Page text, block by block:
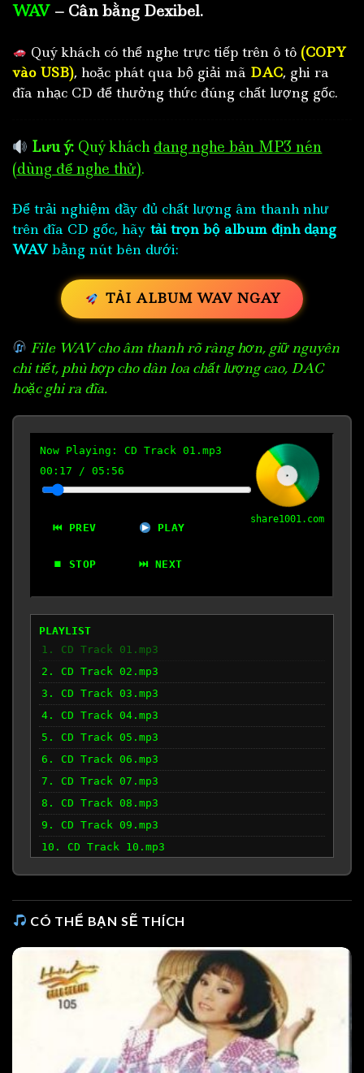
WAV – Cân bằng Dexibel.
Quý khách có thể nghe trực tiếp trên ô tô (COPY
vào USB), hoặc phát qua bộ giải mã DAC, ghi ra
đĩa nhạc CD để thưởng thức đúng chất lượng gốc.
Lưu ý: Quý khách đang nghe bản MP3 nén
(dùng để nghe thử).
Để trải nghiệm đầy đủ chất lượng âm thanh như
trên đĩa CD gốc, hãy tải trọn bộ album định dạng
WAV bằng nút bên dưới:
TẢI ALBUM WAV NGAY
File WAV cho âm thanh rõ ràng hơn, giữ nguyên
chi tiết, phù hợp cho dàn loa chất lượng cao, DAC
hoặc ghi ra đĩa.
Now Playing: CD Track 01.mp3
00:17 / 05:56
⏮ PREV PLAY
⏹ STOP ⏭ NEXT
share1001.com
PLAYLIST
1. CD Track 01.mp3
2. CD Track 02.mp3
3. CD Track 03.mp3
4. CD Track 04.mp3
5. CD Track 05.mp3
6. CD Track 06.mp3
7. CD Track 07.mp3
8. CD Track 08.mp3
9. CD Track 09.mp3
10. CD Track 10.mp3
CÓ THỂ BẠN SẼ THÍCH